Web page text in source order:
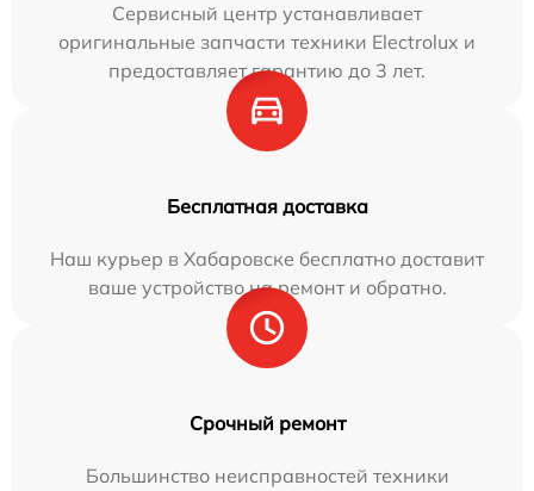
Сервисный центр устанавливает
оригинальные запчасти техники Electrolux и
предоставляет гарантию до 3 лет.
Бесплатная доставка
Наш курьер в Хабаровске бесплатно доставит
ваше устройство на ремонт и обратно.
Срочный ремонт
Большинство неисправностей техники